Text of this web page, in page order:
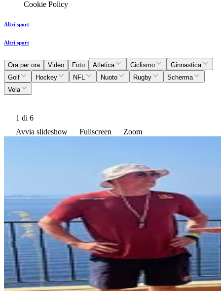
Cookie Policy
Altri sport
Altri sport
Ora per ora Video Foto Atletica Ciclismo
Ginnastica
Golf
Hockey NFL Nuoto Rugby
Scherma
Vela
1 di 6
Avvia slideshow
Fullscreen Zoom